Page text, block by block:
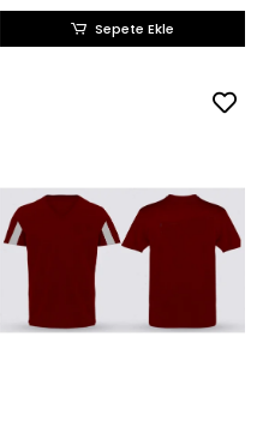
Sepete Ekle